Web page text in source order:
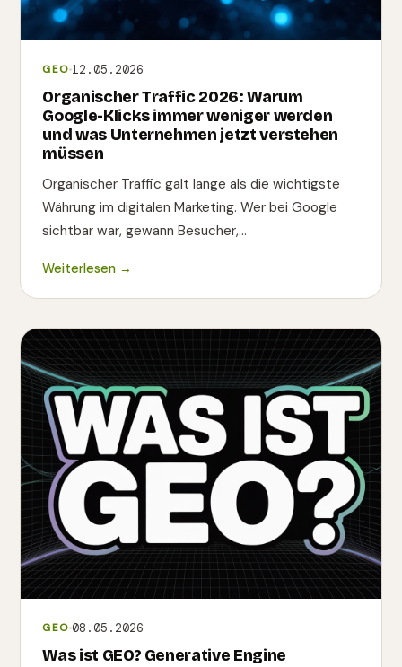
GEO 12.05.2026
Organischer Traffic 2026: Warum
Google-Klicks immer weniger werden
und was Unternehmen jetzt verstehen
müssen
Organischer Traffic galt lange als die wichtigste
Währung im digitalen Marketing. Wer bei Google
sichtbar war, gewann Besucher,…
Weiterlesen →
GEO 08.05.2026
Was ist GEO? Generative Engine